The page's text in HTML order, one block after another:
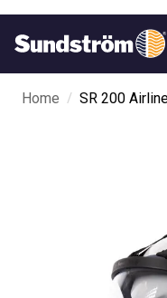
Home / SR 200